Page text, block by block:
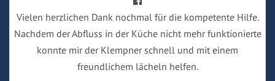
Vielen herzlichen Dank nochmal für die kompetente Hilfe.
Nachdem der Abfluss in der Küche nicht mehr funktionierte
konnte mir der Klempner schnell und mit einem
freundlichem lächeln helfen.